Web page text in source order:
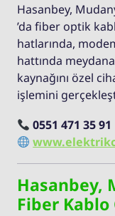
Hasanbey,
’da fiber optik
hatlarında,
hattında
kaynağını özel
işlemini
0551 471 35 91
Hasanbey,
Fiber